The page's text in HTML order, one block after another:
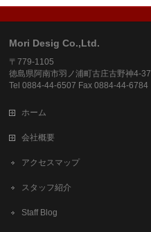
Mori Desig Co.,Ltd.
〒779-1105
徳島県阿南市羽ノ浦町古庄古野神4-37
Tel 0884-44-6507 Fax 0884-44-6784
ホーム
会社概要
アクセスマップ
スタッフ紹介
Staff Blog